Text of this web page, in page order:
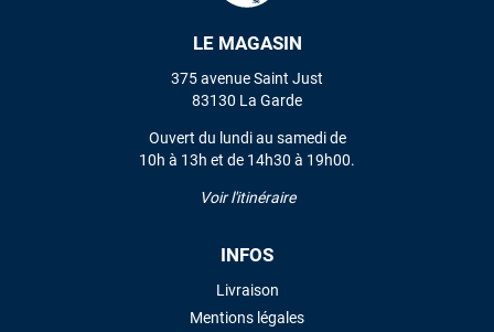
LE MAGASIN
375 avenue Saint Just
83130 La Garde
Ouvert du lundi au samedi de
10h à 13h et de 14h30 à 19h00.
Voir l'itinéraire
INFOS
Livraison
Mentions légales
VOIR TOUS LES AVIS
LAISSER UN AVIS